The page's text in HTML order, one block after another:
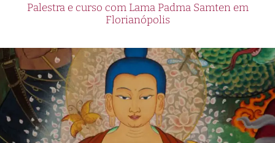
Palestra e curso com Lama Padma Samten em
Florianópolis